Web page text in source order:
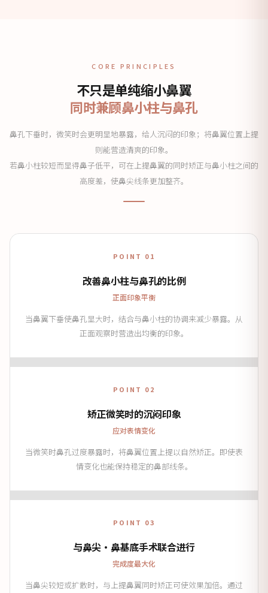
CORE PRINCIPLES
不只是单纯缩小鼻翼
同时兼顾鼻小柱与鼻孔
鼻孔下垂时，微笑时会更明显地暴露，给人沉闷的印象；将鼻翼位置上提
则能营造清爽的印象。
若鼻小柱较短而显得鼻子低平，可在上提鼻翼的同时矫正与鼻小柱之间的
高度差，使鼻尖线条更加整齐。
POINT 01
改善鼻小柱与鼻孔的比例
正面印象平衡
当鼻翼下垂使鼻孔显大时，结合与鼻小柱的协调来减少暴露。从
正面观察时营造出均衡的印象。
POINT 02
矫正微笑时的沉闷印象
应对表情变化
当微笑时鼻孔过度暴露时，将鼻翼位置上提以自然矫正。即使表
情变化也能保持稳定的鼻部线条。
POINT 03
与鼻尖·鼻基底手术联合进行
完成度最大化
当鼻尖较短或扩散时，与上提鼻翼同时矫正可使效果加倍。通过